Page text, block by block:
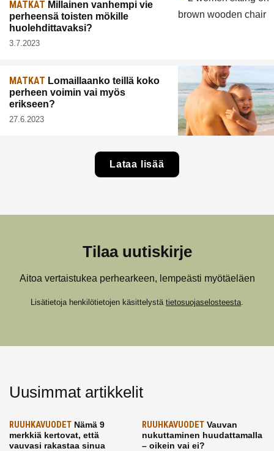
MATKAT Millainen vanhempi vie
perheensä toisten mökille
huolehdittavaksi?
3.7.2023
MATKAT Lomaillaanko teillä koko
perheen voimin vai myös
erikseen?
27.6.2023
Lataa lisää
Tilaa uutiskirje
Aitoa vertaistukea perhearkeen, lempeästi myötäeläen
Lisätietoja henkilötietojen käsittelystä tietosuojaselosteesta
Uusimmat artikkelit
RUUHKAVUODET Nämä 9
merkkiä kertovat, että
vauvasi rakastaa sinua
RUUHKAVUODETVauvan
nukuttaminen huudattamalla
– oikein vai ei?